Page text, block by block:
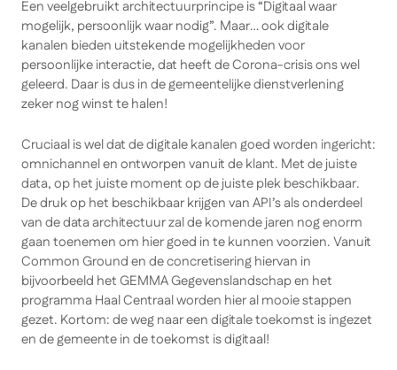
Een veelgebruikt architectuurprincipe is “Digitaal waar
mogelijk, persoonlijk waar nodig”. Maar… ook digitale
kanalen bieden uitstekende mogelijkheden voor
persoonlijke interactie, dat heeft de Corona-crisis ons wel
geleerd. Daar is dus in de gemeentelijke dienstverlening
zeker nog winst te halen!
Cruciaal is wel dat de digitale kanalen goed worden ingericht:
omnichannel en ontworpen vanuit de klant. Met de juiste
data, op het juiste moment op de juiste plek beschikbaar.
De druk op het beschikbaar krijgen van API’s als onderdeel
van de data architectuur zal de komende jaren nog enorm
gaan toenemen om hier goed in te kunnen voorzien. Vanuit
Common Ground en de concretisering hiervan in
bijvoorbeeld het GEMMA Gegevenslandschap en het
programma Haal Centraal worden hier al mooie stappen
gezet. Kortom: de weg naar een digitale toekomst is ingezet
en de gemeente in de toekomst is digitaal!